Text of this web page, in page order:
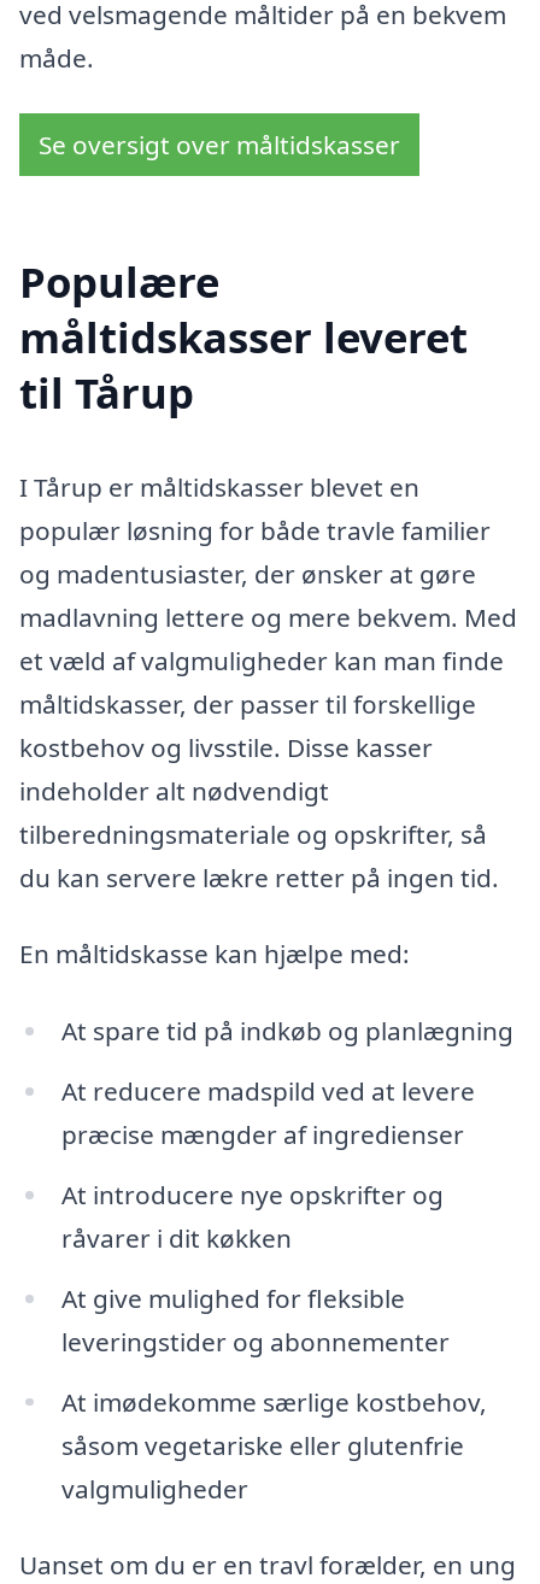
ved velsmagende måltider på en bekvem
måde.
Se oversigt over måltidskasser
Populære
måltidskasser leveret
til Tårup
I Tårup er måltidskasser blevet en
populær løsning for både travle familier
og madentusiaster, der ønsker at gøre
madlavning lettere og mere bekvem. Med
et væld af valgmuligheder kan man finde
måltidskasser, der passer til forskellige
kostbehov og livsstile. Disse kasser
indeholder alt nødvendigt
tilberedningsmateriale og opskrifter, så
du kan servere lækre retter på ingen tid.
En måltidskasse kan hjælpe med:
At spare tid på indkøb og planlægning
At reducere madspild ved at levere
præcise mængder af ingredienser
At introducere nye opskrifter og
råvarer i dit køkken
At give mulighed for fleksible
leveringstider og abonnementer
At imødekomme særlige kostbehov,
såsom vegetariske eller glutenfrie
valgmuligheder
Uanset om du er en travl forælder, en ung